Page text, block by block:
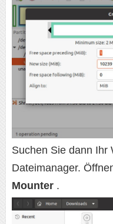
Suchen Sie dann Ihr
Dateimanager.
Mounter .